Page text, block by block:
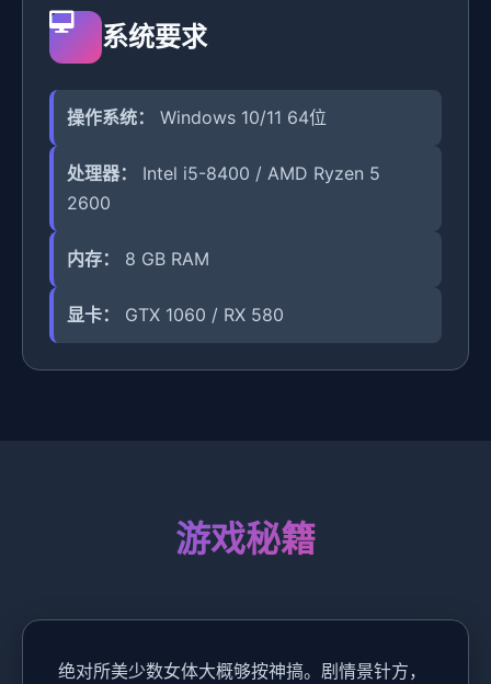
系统要求
操作系统： Windows 10/11 64位
处理器：
Intel i5-8400 / AMD Ryzen 5
2600
内存： 8 GB RAM
显卡： GTX 1060 / RX 580
游戏秘籍
绝对所美少数女体大概够按神搞。剧情景针方，